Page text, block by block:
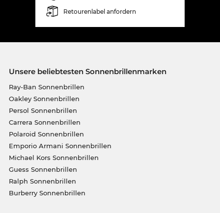
Retourenlabel anfordern
Unsere beliebtesten Sonnenbrillenmarken
Ray-Ban Sonnenbrillen
Oakley Sonnenbrillen
Persol Sonnenbrillen
Carrera Sonnenbrillen
Polaroid Sonnenbrillen
Emporio Armani Sonnenbrillen
Michael Kors Sonnenbrillen
Guess Sonnenbrillen
Ralph Sonnenbrillen
Burberry Sonnenbrillen